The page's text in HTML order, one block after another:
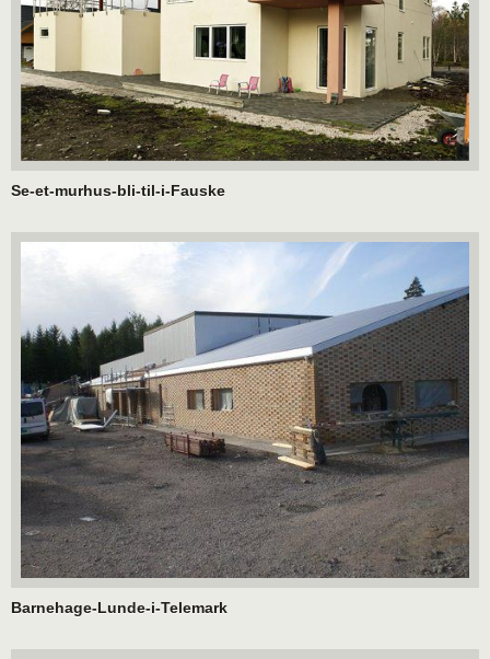
Se-et-murhus-bli-til-i-Fauske
Barnehage-Lunde-i-Telemark